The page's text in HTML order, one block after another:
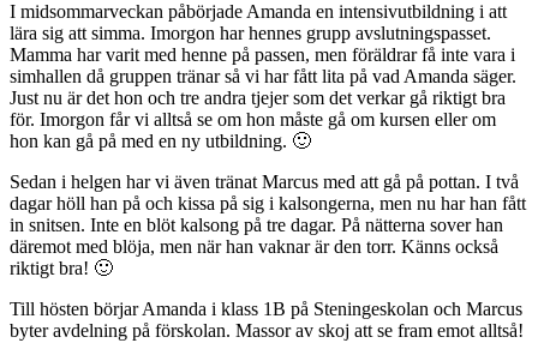
I midsommarveckan påbörjade Amanda en intensivutbildning i att
lära sig att simma. Imorgon har hennes grupp avslutningspasset.
Mamma har varit med henne på passen, men föräldrar få inte vara i
simhallen då gruppen tränar så vi har fått lita på vad Amanda säger.
Just nu är det hon och tre andra tjejer som det verkar gå riktigt bra
för. Imorgon får vi alltså se om hon måste gå om kursen eller om
hon kan gå på med en ny utbildning. 🙂
Sedan i helgen har vi även tränat Marcus med att gå på pottan. I två
dagar höll han på och kissa på sig i kalsongerna, men nu har han fått
in snitsen. Inte en blöt kalsong på tre dagar. På nätterna sover han
däremot med blöja, men när han vaknar är den torr. Känns också
riktigt bra! 🙂
Till hösten börjar Amanda i klass 1B på Steningeskolan och Marcus
byter avdelning på förskolan. Massor av skoj att se fram emot alltså!